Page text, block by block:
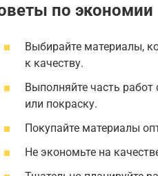
по экономии
Выбирайте материалы,
к качеству.
Выполняйте часть работ
или покраску.
Покупайте материалы
Не экономьте на